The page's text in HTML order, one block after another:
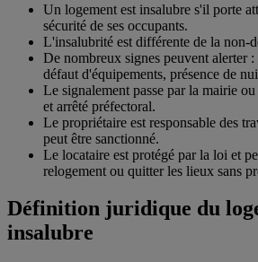
Un logement est insalubre s'il porte
sécurité de ses occupants.
L'insalubrité est différente de la non-
De nombreux signes peuvent alerter
défaut d'équipements, présence de
Le signalement passe par la mairie
et arrêté préfectoral.
Le propriétaire est responsable des
peut être sanctionné.
Le locataire est protégé par la loi et
relogement ou quitter les lieux sans
Définition juridique du
insalubre